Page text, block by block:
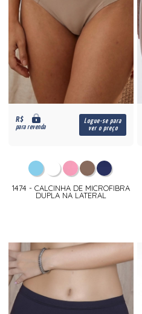
R$
para revenda
Logue-se para
ver o preço
1474 - CALCINHA DE MICROFIBRA
DUPLA NA LATERAL